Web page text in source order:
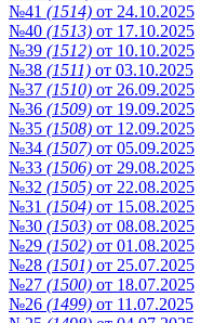
№41 (1514) от 24.10.2025
№40 (1513) от 17.10.2025
№39 (1512) от 10.10.2025
№38 (1511) от 03.10.2025
№37 (1510) от 26.09.2025
№36 (1509) от 19.09.2025
№35 (1508) от 12.09.2025
№34 (1507) от 05.09.2025
№33 (1506) от 29.08.2025
№32 (1505) от 22.08.2025
№31 (1504) от 15.08.2025
№30 (1503) от 08.08.2025
№29 (1502) от 01.08.2025
№28 (1501) от 25.07.2025
№27 (1500) от 18.07.2025
№26 (1499) от 11.07.2025